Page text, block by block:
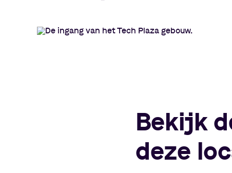
Bekijk
deze